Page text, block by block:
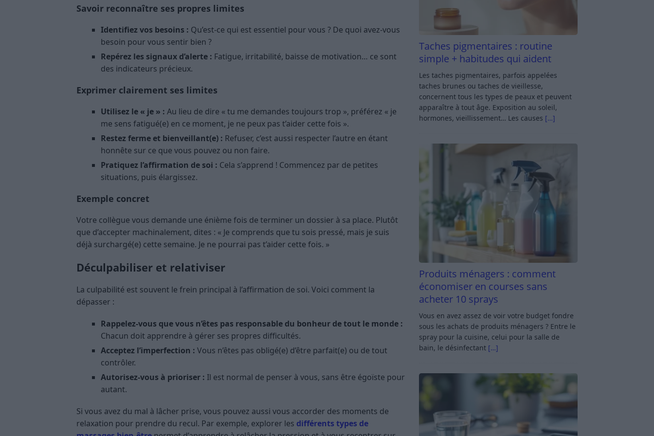
Savoir reconnaître ses propres limites
Identifiez vos besoins : Qu’est-ce qui est essentiel pour vous ? De quoi avez-vous
besoin pour vous sentir bien ?
Repérez les signaux d’alerte : Fatigue, irritabilité, baisse de motivation… ce sont
des indicateurs précieux.
Exprimer clairement ses limites
Utilisez le « je » : Au lieu de dire « tu me demandes toujours trop », préférez « je
me sens fatigué(e) en ce moment, je ne peux pas t’aider cette fois ».
Restez ferme et bienveillant(e) : Refuser, c’est aussi respecter l’autre en étant
honnête sur ce que vous pouvez ou non faire.
Pratiquez l’affirmation de soi : Cela s’apprend ! Commencez par de petites
situations, puis élargissez.
Exemple concret
Votre collègue vous demande une énième fois de terminer un dossier à sa place. Plutôt
que d’accepter machinalement, dites : « Je comprends que tu sois pressé, mais je suis
déjà surchargé(e) cette semaine. Je ne pourrai pas t’aider cette fois. »
Déculpabiliser et relativiser
La culpabilité est souvent le frein principal à l’affirmation de soi. Voici comment la
dépasser :
Rappelez-vous que vous n’êtes pas responsable du bonheur de tout le monde :
Chacun doit apprendre à gérer ses propres difficultés.
Acceptez l’imperfection : Vous n’êtes pas obligé(e) d’être parfait(e) ou de tout
contrôler.
Autorisez-vous à prioriser : Il est normal de penser à vous, sans être égoïste pour
autant.
Si vous avez du mal à lâcher prise, vous pouvez aussi vous accorder des moments de
relaxation pour prendre du recul. Par exemple, explorer les différents types de
Taches pigmentaires : routine
simple + habitudes qui aident
Les taches pigmentaires, parfois appelées
taches brunes ou taches de vieillesse,
concernent tous les types de peaux et peuvent
apparaître à tout âge. Exposition au soleil,
hormones, vieillissement… Les causes […]
Produits ménagers : comment
économiser en courses sans
acheter 10 sprays
Vous en avez assez de voir votre budget fondre
sous les achats de produits ménagers ? Entre le
spray pour la cuisine, celui pour la salle de
bain, le désinfectant […]